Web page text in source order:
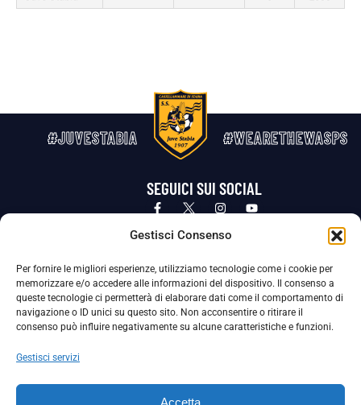
Gestisci Consenso
Per fornire le migliori esperienze, utilizziamo tecnologie come i cookie per
memorizzare e/o accedere alle informazioni del dispositivo. Il consenso a
queste tecnologie ci permetterà di elaborare dati come il comportamento di
navigazione o ID unici su questo sito. Non acconsentire o ritirare il
consenso può influire negativamente su alcune caratteristiche e funzioni.
Gestisci servizi
Accetta
#JUVESTABIA #WEARETHEWASPS
SEGUICI SUI SOCIAL
Privacy Policy Cookie Policy
La Società ha nominato il Responsabile della Protezione dei Dati Personali (DPO), figura specializzata che vigila sulle modalità
adottate dalla nostra Società per tutelare i Suoi dati personali.
Per contattare il DPO può scrivere a